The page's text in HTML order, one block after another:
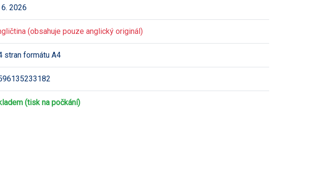
6. 2026
(obsahuje pouze anglický originál)
stran formátu A4
(tisk na počkání)